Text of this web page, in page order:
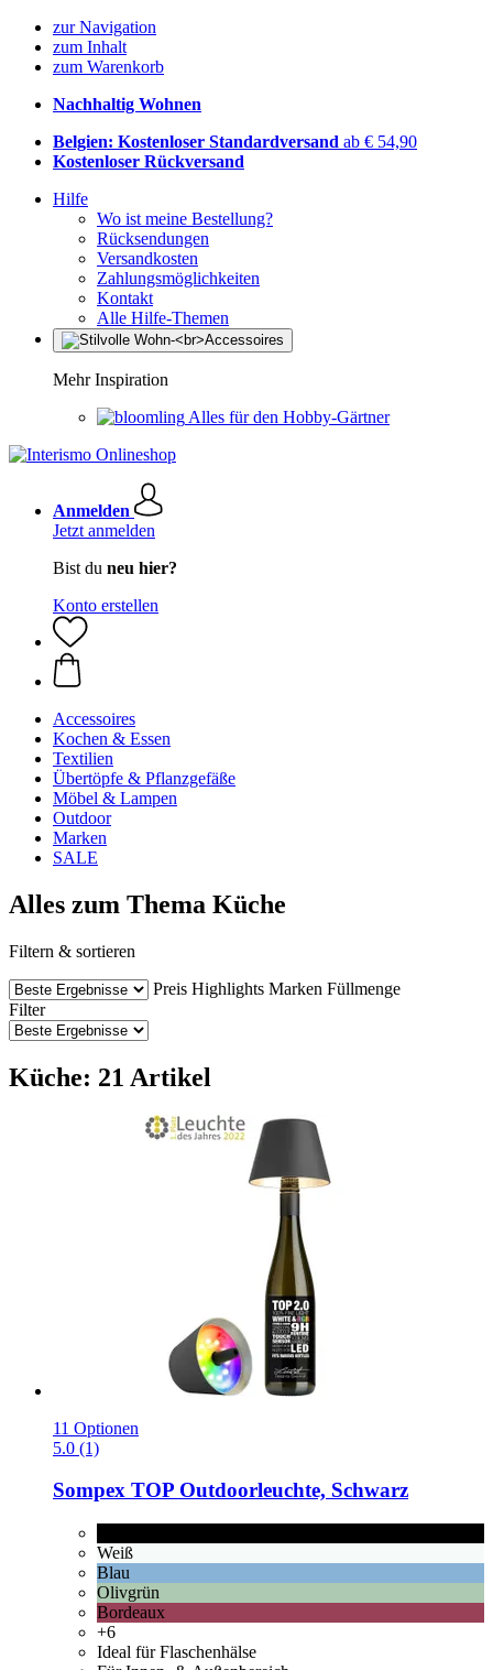
zur Navigation
zum Inhalt
zum Warenkorb
Nachhaltig Wohnen
Belgien: Kostenloser Standardversand ab € 54,90
Kostenloser Rückversand
Hilfe
Wo ist meine Bestellung?
Rücksendungen
Versandkosten
Zahlungsmöglichkeiten
Kontakt
Alle Hilfe-Themen
Mehr Inspiration
Alles für den Hobby-Gärtner
Anmelden
Jetzt anmelden
Bist du neu hier?
Konto erstellen
Accessoires
Kochen & Essen
Textilien
Übertöpfe & Pflanzgefäße
Möbel & Lampen
Outdoor
Marken
SALE
Alles zum Thema Küche
Filtern & sortieren
Preis Highlights Marken Füllmenge
Filter
Küche: 21 Artikel
11 Optionen
5.0 (1)
Sompex TOP Outdoorleuchte, Schwarz
Weiß
Blau
Olivgrün
Bordeaux
+6
Ideal für Flaschenhälse